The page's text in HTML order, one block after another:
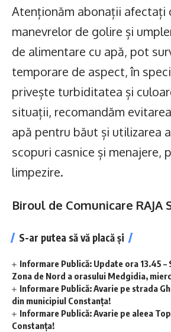
Atenționăm abonații afectați
manevrelor de golire și
de alimentare cu apă, pot
temporare de aspect, în
privește turbiditatea și
situații, recomandăm
apă pentru băut și utilizarea
scopuri casnice și menajere,
limpezire.
Biroul de Comunicare RAJA
S-ar putea să vă placă și
Informare Publică: Update ora 13.45 –
Zona de Nord a orasului Medgidia,
Informare Publică: Avarie pe strada
din municipiul Constanța!
Informare Publică: Avarie pe aleea
Constanța!